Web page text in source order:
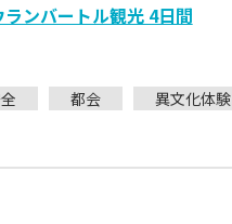
ンバートル観光 4日間
都会
異文化体験